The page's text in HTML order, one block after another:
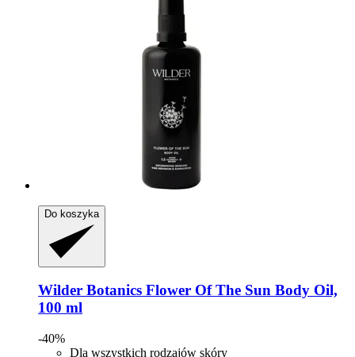
Do koszyka
Wilder Botanics Flower Of The Sun Body Oil,
100 ml
-40%
Dla wszystkich rodzajów skóry